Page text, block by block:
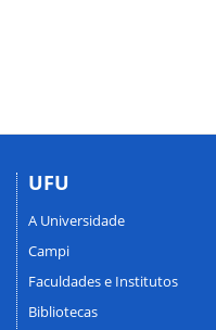
UFU
A Universidade
Campi
Faculdades e Institutos
Bibliotecas